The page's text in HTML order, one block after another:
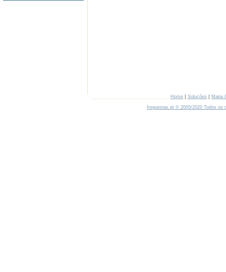
Home | Soluções | Mapa
freguesias.pt © 2005/2020 Todos os